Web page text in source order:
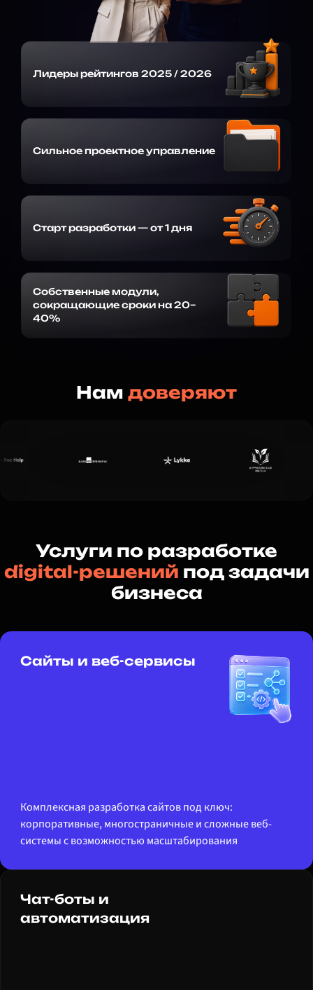
Лидеры рейтингов 2025 / 2026
Сильное проектное управление
Старт разработки — от 1 дня
Собственные модули,
сокращающие сроки на 20–
40%
Нам доверяют
Услуги по разработке
digital-решений под задачи
бизнеса
Сайты и веб-сервисы
Комплексная разработка сайтов под ключ:
корпоративные, многостраничные и сложные веб-
системы с возможностью масштабирования
Чат-боты и
автоматизация